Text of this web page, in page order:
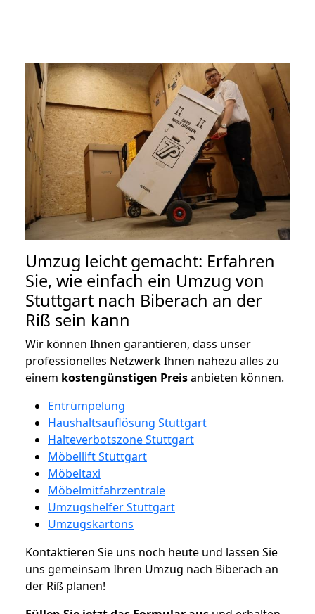
Umzug leicht gemacht: Erfahren
Sie, wie einfach ein Umzug von
Stuttgart nach Biberach an der
Riß sein kann
Wir können Ihnen garantieren, dass unser
professionelles Netzwerk Ihnen nahezu alles zu
einem kostengünstigen Preisanbieten können.
Entrümpelung
Haushaltsauflösung Stuttgart
Halteverbotszone Stuttgart
Möbellift Stuttgart
Möbeltaxi
Möbelmitfahrzentrale
Umzugshelfer Stuttgart
Umzugskartons
Kontaktieren Sie uns noch heute und lassen Sie
uns gemeinsam Ihren Umzug nach Biberach an
der Riß planen!